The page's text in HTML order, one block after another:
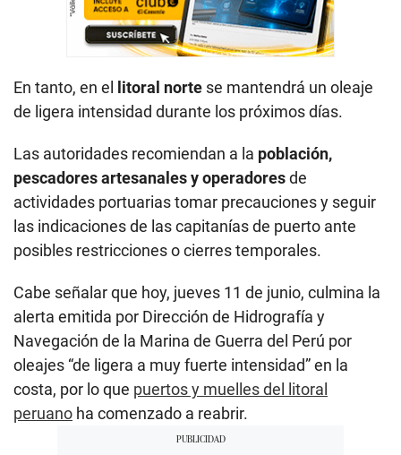
En tanto, en el litoral norte se mantendrá un oleaje
de ligera intensidad durante los próximos días.
Las autoridades recomiendan a la población,
pescadores artesanales y operadoresde
actividades portuarias tomar precauciones y seguir
las indicaciones de las capitanías de puerto ante
posibles restricciones o cierres temporales.
Cabe señalar que hoy, jueves 11 de junio, culmina la
alerta emitida por Dirección de Hidrografía y
Navegación de la Marina de Guerra del Perú por
oleajes “de ligera a muy fuerte intensidad” en la
costa, por lo que puertos y muelles del litoral
peruano ha comenzado a reabrir.